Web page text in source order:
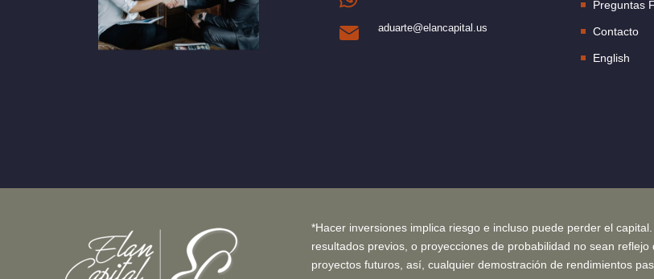
aduarte@elancapital.us
Preguntas
Contacto
English
*Hacer inversiones implica riesgo e incluso puede perder el
resultados previos, o proyecciones de probabilidad no sean reflejo
proyectos futuros, así, cualquier demostración de rendimientos